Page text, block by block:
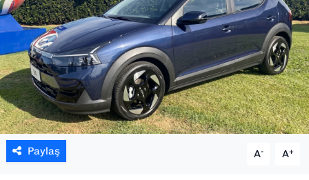
Paylaş A- A+
TEKNOLOJİ
YAŞAM
YEREL YÖNETİMLER